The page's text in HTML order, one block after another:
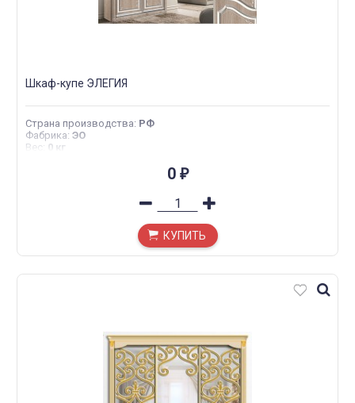
Шкаф-купе ЭЛЕГИЯ
Страна производства: РФ
Фабрика: ЭО
Вес : 0 кг
0 ₽
КУПИТЬ